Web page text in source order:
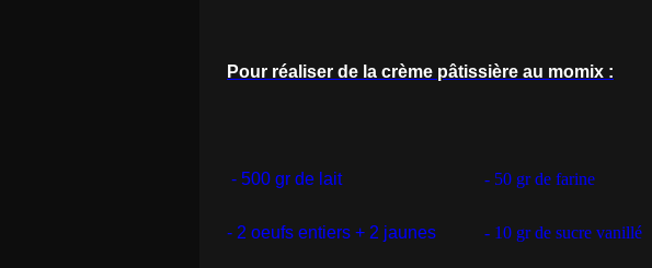
Pour réaliser de la crème pâtissière au momix :
- 500 gr de lait
- 2 oeufs entiers + 2 jaunes
- 50 gr de farine
- 10 gr de sucre vanillé